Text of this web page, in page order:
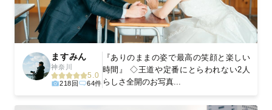
ますみん
神奈川
5.0
218回 64件
『ありのままの姿で最高の笑顔と楽しい
時間』 ◇王道や定番にとらわれない2人
らしさ全開のお写真...